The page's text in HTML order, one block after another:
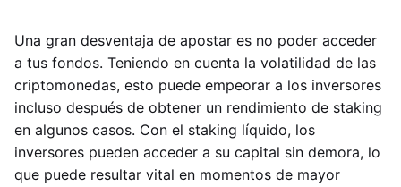
Una gran desventaja de apostar es no poder acceder
a tus fondos. Teniendo en cuenta la volatilidad de las
criptomonedas, esto puede empeorar a los inversores
incluso después de obtener un rendimiento de staking
en algunos casos. Con el staking líquido, los
inversores pueden acceder a su capital sin demora, lo
que puede resultar vital en momentos de mayor